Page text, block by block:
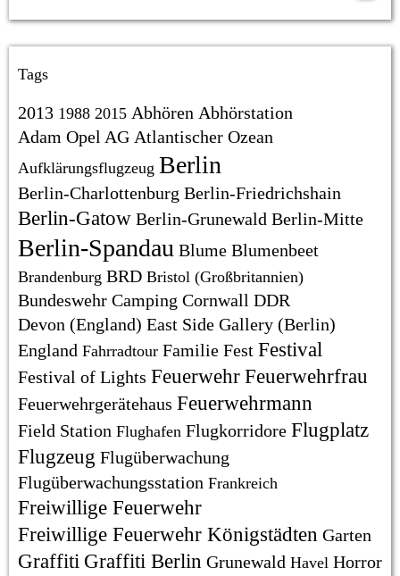
Tags
2013 1988 2015 Abhören Abhörstation
Adam Opel AG Atlantischer Ozean
Aufklärungsflugzeug Berlin
Berlin-Charlottenburg Berlin-Friedrichshain
Berlin-Gatow Berlin-Grunewald Berlin-Mitte
Berlin-Spandau Blume Blumenbeet
Brandenburg BRD Bristol (Großbritannien)
Bundeswehr Camping Cornwall DDR
Devon (England) East Side Gallery (Berlin)
England Fahrradtour Familie Fest Festival
Festival of Lights Feuerwehr Feuerwehrfrau
Feuerwehrgerätehaus Feuerwehrmann
Field Station Flughafen Flugkorridore Flugplatz
Flugzeug Flugüberwachung
Flugüberwachungsstation Frankreich
Freiwillige Feuerwehr
Freiwillige Feuerwehr Königstädten Garten
Graffiti Graffiti Berlin Grunewald Havel Horror